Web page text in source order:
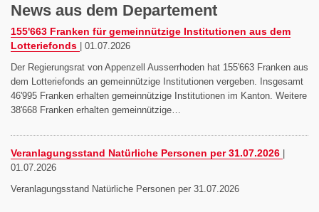
News aus dem Departement
155'663 Franken für gemeinnützige Institutionen aus dem
Lotteriefonds
01.07.2026
Der Regierungsrat von Appenzell Ausserrhoden hat 155'663 Franken aus
dem Lotteriefonds an gemeinnützige Institutionen vergeben. Insgesamt
46'995 Franken erhalten gemeinnützige Institutionen im Kanton. Weitere
38'668 Franken erhalten gemeinnützige…
Veranlagungsstand Natürliche Personen per 31.07.2026 |
01.07.2026
Veranlagungsstand Natürliche Personen per 31.07.2026